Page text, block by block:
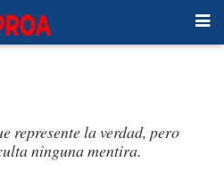
represente la verdad, pero
ninguna mentira.